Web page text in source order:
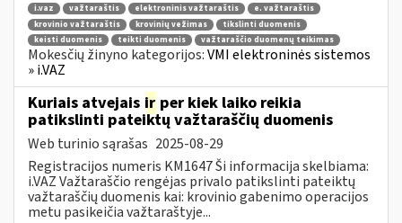
i.vaz važtaraštis elektroninis važtaraštis
e. važtaraštis
krovinio važtaraštis
krovinių vežimas
tikslinti duomenis
keisti duomenis
teikti duomenis važtaraščio duomenų teikimas
Mokesčių žinyno kategorijos:VMI elektroninės sistemos
» i.VAZ
Kuriais atvejais ir per kiek laiko reikia
patikslinti pateiktų važtaraščių duomenis
Web turinio sąrašas 2025-08-29
Registracijos numeris KM1647 Ši informacija skelbiama:
i.VAZ Važtaraščio rengėjas privalo patikslinti pateiktų
važtaraščių duomenis kai: krovinio gabenimo operacijos
metu pasikeičia važtaraštyje...